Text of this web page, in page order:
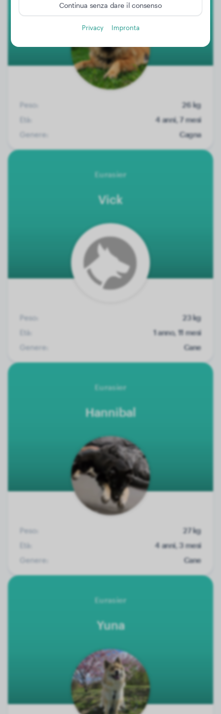
Peso:
26 kg
Età:
4 anni, 7 mesi
Genere:
Cagna
Eurasier
Vick
Peso:
23 kg
Età:
1 anno, 11 mesi
Genere:
Cane
Eurasier
Hannibal
Peso:
27 kg
Età:
4 anni, 3 mesi
Genere:
Cane
Eurasier
Yuna
Continua senza dare il consenso
Privacy Impronta